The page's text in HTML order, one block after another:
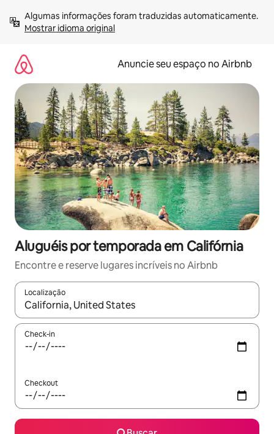
para
Mostrar idioma original
Anuncie seu espaço no Airbnb
Aluguéis por temporada em Califórnia
Encontre e reserve lugares incríveis no Airbnb
Localização
Quando os resultados estiverem disponíveis, explore-os
Check-in
Checkout